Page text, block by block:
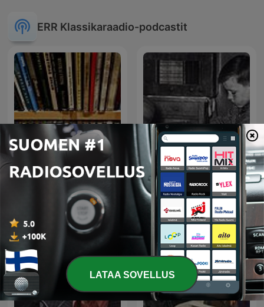
ERR Klassikaraadio-podcastit
Plaadikohver
LATAA SOVELLUS